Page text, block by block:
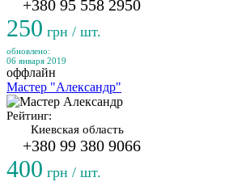
+380 95 558 2950
250 грн / шт.
обновлено:
06 января 2019
оффлайн
Мастер "Александр"
Рейтинг:
Киевская область
+380 99 380 9066
400 грн / шт.